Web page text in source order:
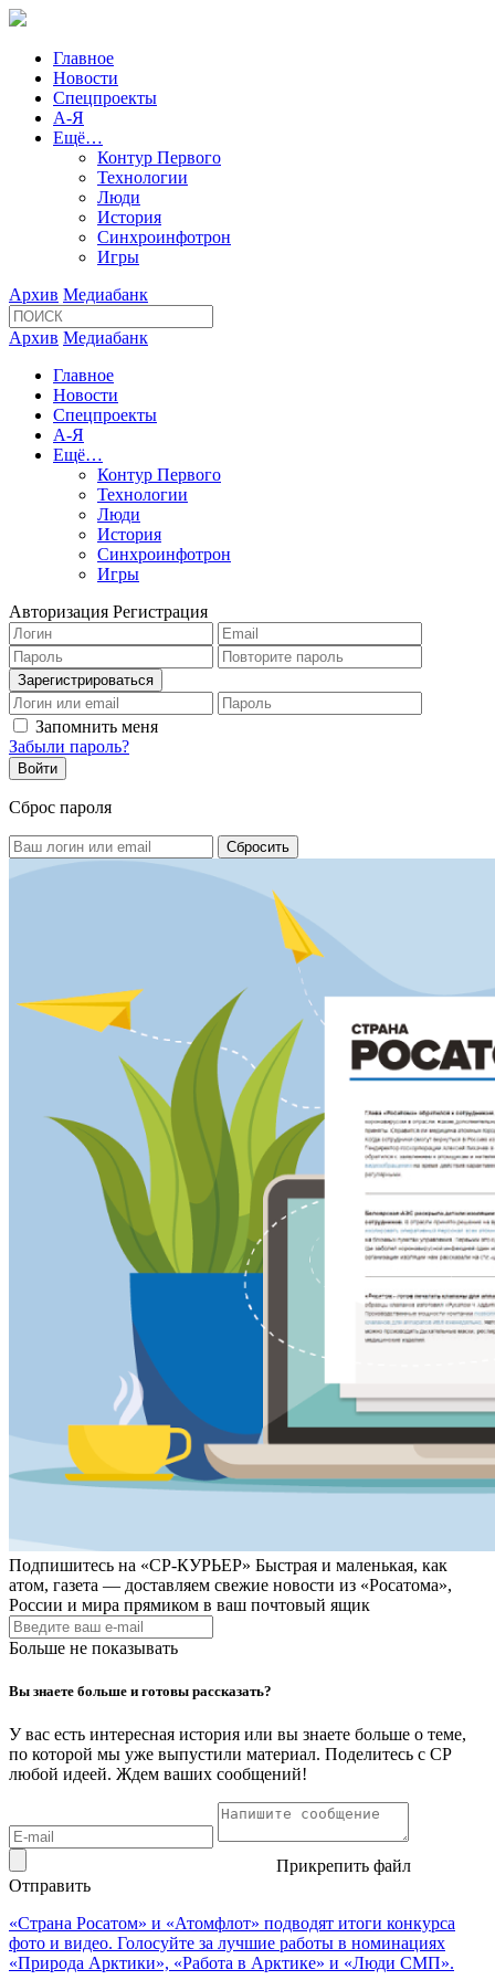
Главное
Новости
Спецпроекты
А-Я
Ещё…
Контур Первого
Технологии
Люди
История
Синхроинфотрон
Игры
Архив Медиабанк
Архив Медиабанк
Главное
Новости
Спецпроекты
А-Я
Ещё…
Контур Первого
Технологии
Люди
История
Синхроинфотрон
Игры
Авторизация Регистрация
Запомнить меня
Забыли пароль?
Сброс пароля
Подпишитесь на «СР-КУРЬЕР» Быстрая и маленькая, как
атом, газета — доставляем свежие новости из «Росатома»,
России и мира прямиком в ваш почтовый ящик
Больше не показывать
Вы знаете больше и готовы рассказать?
У вас есть интересная история или вы знаете больше о теме,
по которой мы уже выпустили материал. Поделитесь с СР
любой идеей. Ждем ваших сообщений!
Прикрепить файл
Отправить
«Страна Росатом» и «Атомфлот» подводят итоги конкурса
фото и видео. Голосуйте за лучшие работы в номинациях
«Природа Арктики», «Работа в Арктике» и «Люди СМП».